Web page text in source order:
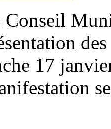
Conseil
17